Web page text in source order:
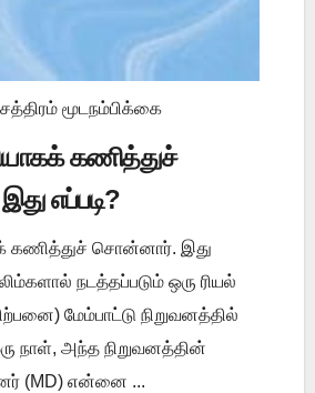
மூடநம்பிக்கை
கணித்துச்
எப்படி?
கணித்துச் சொன்னார். இது
நடத்தப்படும் ஒரு ரியல்
மேம்பாட்டு நிறுவனத்தில்
நாள், அந்த நிறுவனத்தின்
(MD) என்னை ...